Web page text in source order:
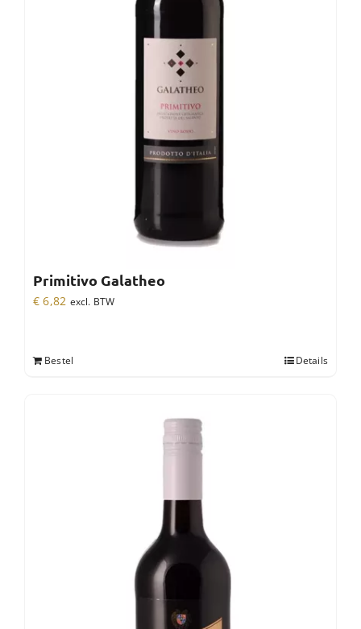
Primitivo Galatheo
€ 6,82 excl. BTW
Bestel Details